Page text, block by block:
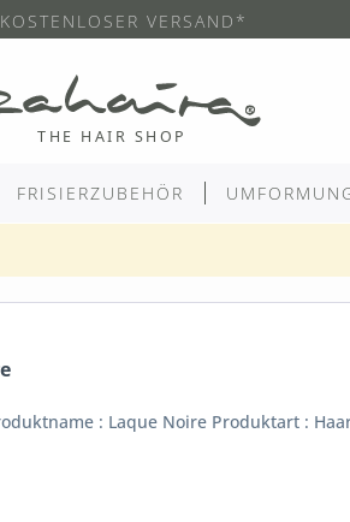
KOSTENLOSER VERSAND*
FRISIERZUBEHÖR
: Laque Noire Produktart :